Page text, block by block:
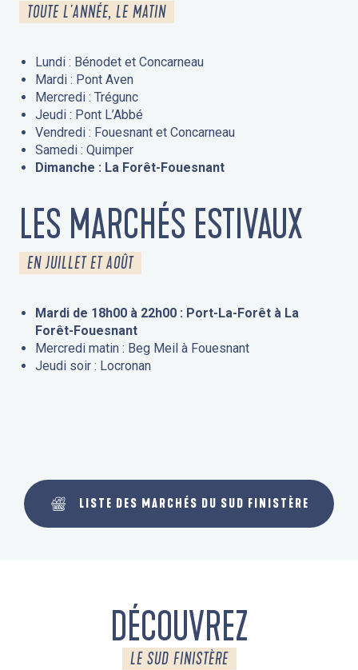
TOUTE L'ANNÉE, LE MATIN
Lundi : Bénodet et Concarneau
Mardi : Pont Aven
Mercredi : Trégunc
Jeudi : Pont L’Abbé
Vendredi : Fouesnant et Concarneau
Samedi : Quimper
Dimanche : La Forêt-Fouesnant
LES MARCHÉS ESTIVAUX
EN JUILLET ET AOÛT
Mardi de 18h00 à 22h00 : Port-La-Forêt à La
Forêt-Fouesnant
Mercredi matin : Beg Meil à Fouesnant
Jeudi soir : Locronan
LISTE DES MARCHÉS DU SUD FINISTÈRE
DÉCOUVREZ
LE SUD FINISTÈRE